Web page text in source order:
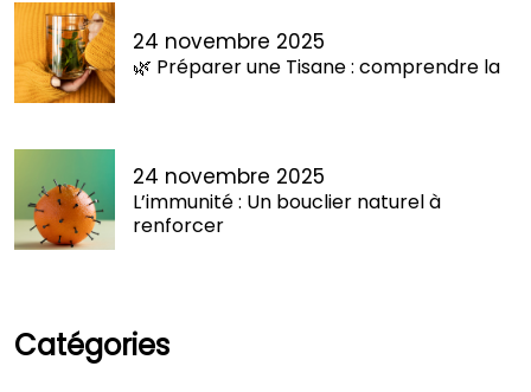
24 novembre 2025
🌿 Préparer une Tisane : comprendre la
24 novembre 2025
L’immunité : Un bouclier naturel à
renforcer
Catégories